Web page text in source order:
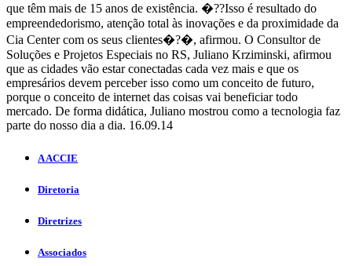
que têm mais de 15 anos de existência. �??Isso é resultado do
empreendedorismo, atenção total às inovações e da proximidade da
Cia Center com os seus clientes�?�, afirmou. O Consultor de
Soluções e Projetos Especiais no RS, Juliano Krziminski, afirmou
que as cidades vão estar conectadas cada vez mais e que os
empresários devem perceber isso como um conceito de futuro,
porque o conceito de internet das coisas vai beneficiar todo
mercado. De forma didática, Juliano mostrou como a tecnologia faz
parte do nosso dia a dia. 16.09.14
A ACCIE
Diretoria
Diretrizes
Associados